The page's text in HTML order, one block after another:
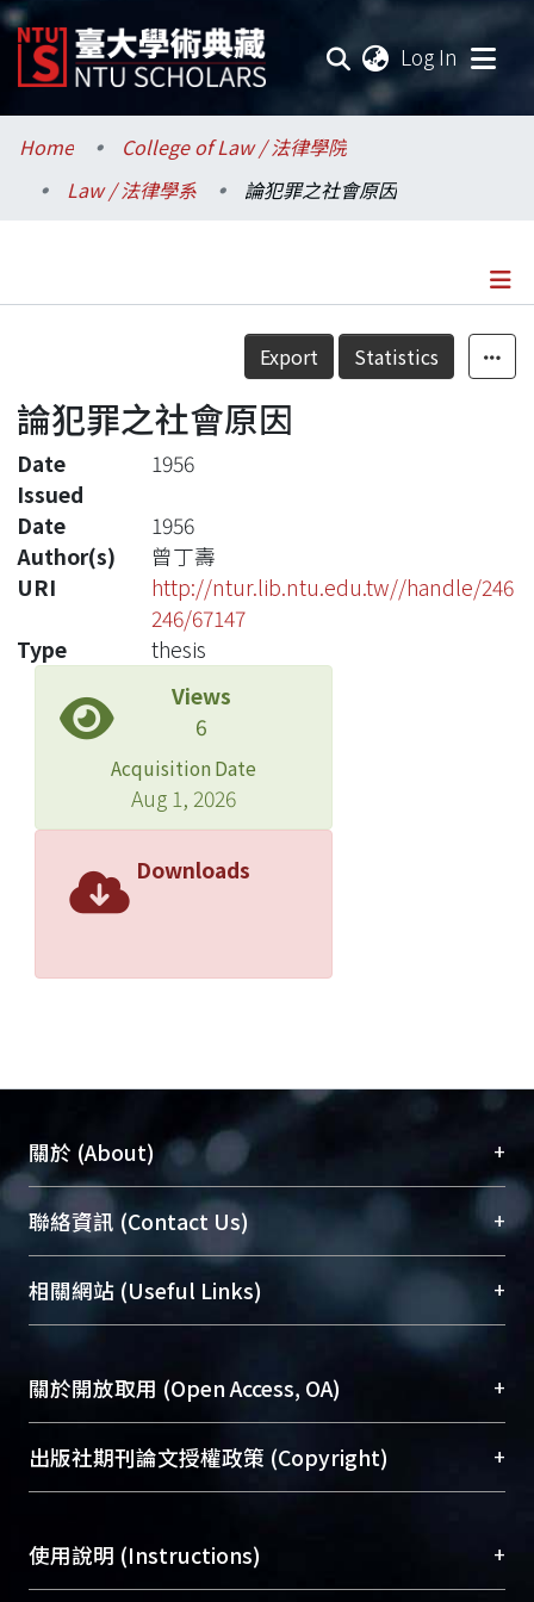
Log In
Communities & Collections
Research Outputs
Statistics
Home
College of Law / 法律學院
Law / 法律學系
論犯罪之社會原因
Details
Export Statistics
論犯罪之社會原因
Date
Issued
1956
Date
1956
Author(s)
曾丁壽
URI
http://ntur.lib.ntu.edu.tw//handle/246
246/67147
Type
thesis
Views
6
Acquisition Date
Aug 1, 2026
Downloads
關於 (About) +
臺大位居世界頂尖大學之列，為永久珍藏及向國際
展現本校豐碩的研究成果及學術能量，圖書館整合
機構典藏（NTUR）與學術庫（AH）不同功能平
台，成為臺大學術典藏NTU scholars。期能整合研
究能量、促進交流合作、保存學術產出、推廣研究
成果。
To permanently archive and promote researcher
profiles and scholarly works, Library integrates the
services of “NTU Repository” with “Academic
聯絡資訊 (Contact Us) +
總館學科館員(Main Library)
醫學圖書館學科館員(Medical Library)
(Social
Sciences Library)
相關網站 (Useful Links) +
關於開放取用 (Open Access, OA) +
開放取用是從使用者角度提升資訊取用性的社會運
動，應用在學術研究上是透過將研究著作公開供使
用逐年攀升。同時可加速研究發展、提升研究影響
出版社期刊論文授權政策 (Copyright) +
含部分內容的版權非匯入者所有，或由第三方贊
助與合作完成，請確認該版權所有者及第三方同
使用說明 (Instructions) +